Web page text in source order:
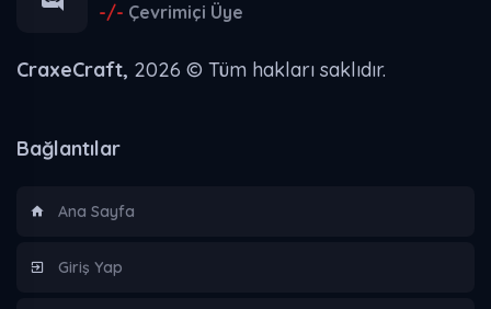
-/- Çevrimiçi Üye
CraxeCraft, 2026 © Tüm hakları saklıdır.
Bağlantılar
Ana Sayfa
Giriş Yap